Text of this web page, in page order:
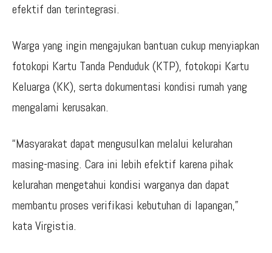
efektif dan terintegrasi.
Warga yang ingin mengajukan bantuan cukup menyiapkan
fotokopi Kartu Tanda Penduduk (KTP), fotokopi Kartu
Keluarga (KK), serta dokumentasi kondisi rumah yang
mengalami kerusakan.
“Masyarakat dapat mengusulkan melalui kelurahan
masing-masing. Cara ini lebih efektif karena pihak
kelurahan mengetahui kondisi warganya dan dapat
membantu proses verifikasi kebutuhan di lapangan,”
kata Virgistia.